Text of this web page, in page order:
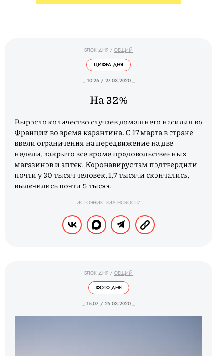
БЛОК ДНЯ / ОБЩИЙ
ЦИФРА ДНЯ
_ 10.26 / 27.03.2020 _
На 32%
Выросло количество случаев домашнего насилия во
Франции во время карантина. С 17 марта в стране
ввели ограничения на передвижение на две
недели, закрыто все кроме продовольственных
магазинов и аптек. Коронавирус там подтвердили
почти у 30 тысяч человек, 1,7 тысячи скончались,
вылечились почти 5 тысяч.
ИСТОЧНИК: РИА НОВОСТИ
БЛОК ДНЯ / ОБЩИЙ
ФОТО ДНЯ
_ 15.07 / 26.03.2020 _